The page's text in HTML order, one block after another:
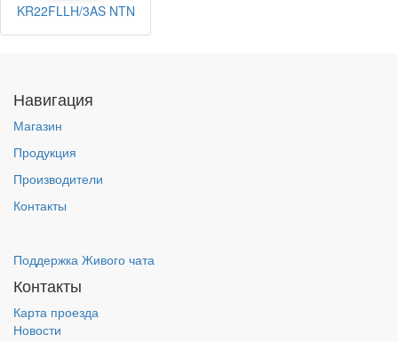
KR22FLLH/3AS NTN
Навигация
Магазин
Продукция
Производители
Контакты
Поддержка Живого чата
Контакты
Карта проезда
Новости